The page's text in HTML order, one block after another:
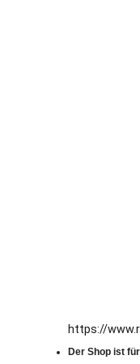
https://
Der Shop ist